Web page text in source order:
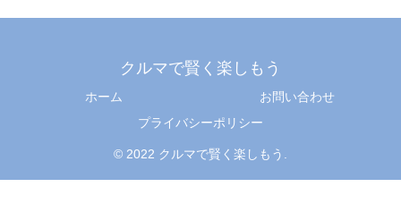
クルマで賢く楽しもう
ホーム
お問い合わせ
プライバシーポリシー
© 2022 クルマで賢く楽しもう.